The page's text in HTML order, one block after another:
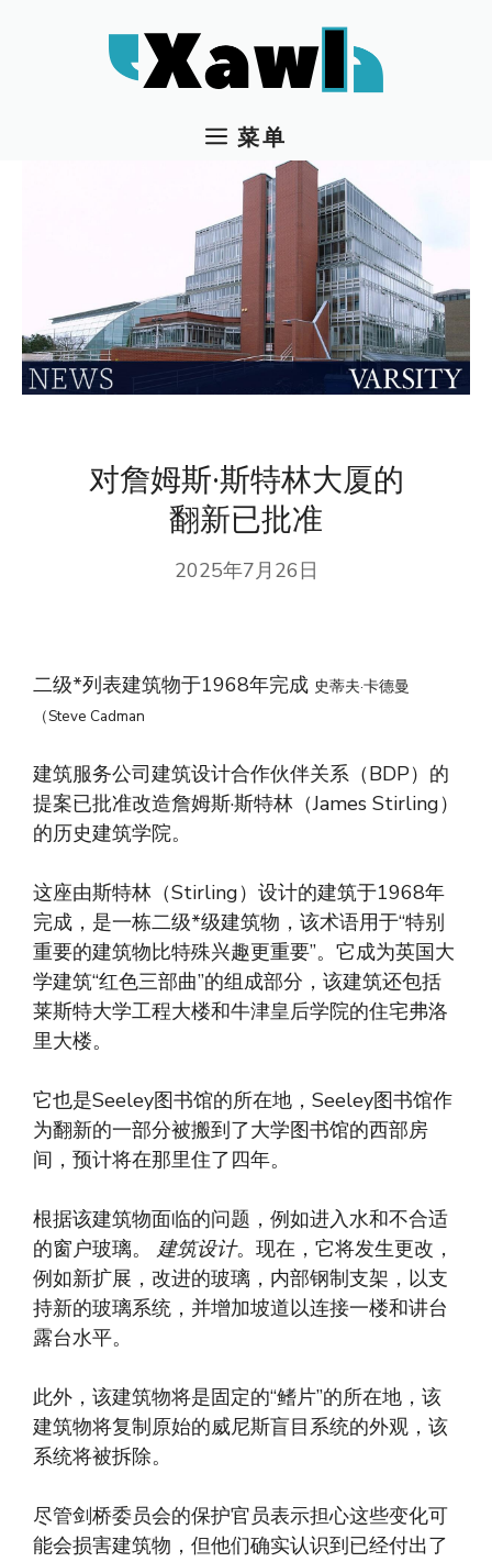
菜单
对詹姆斯·斯特林大厦的
翻新已批准
2025年7月26日
二级*列表建筑物于1968年完成 史蒂夫·卡德曼
（Steve Cadman
建筑服务公司建筑设计合作伙伴关系（BDP）的
提案已批准改造詹姆斯·斯特林（James Stirling）
的历史建筑学院。
这座由斯特林（Stirling）设计的建筑于1968年
完成，是一栋二级*级建筑物，该术语用于“特别
重要的建筑物比特殊兴趣更重要”。它成为英国大
学建筑“红色三部曲”的组成部分，该建筑还包括
莱斯特大学工程大楼和牛津皇后学院的住宅弗洛
里大楼。
它也是Seeley图书馆的所在地，Seeley图书馆作
为翻新的一部分被搬到了大学图书馆的西部房
间，预计将在那里住了四年。
根据该建筑物面临的问题，例如进入水和不合适
的窗户玻璃。 建筑设计。现在，它将发生更改，
例如新扩展，改进的玻璃，内部钢制支架，以支
持新的玻璃系统，并增加坡道以连接一楼和讲台
露台水平。
此外，该建筑物将是固定的“鳍片”的所在地，该
建筑物将复制原始的威尼斯盲目系统的外观，该
系统将被拆除。
尽管剑桥委员会的保护官员表示担心这些变化可
能会损害建筑物，但他们确实认识到已经付出了